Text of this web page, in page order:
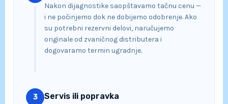
Nakon dijagnostike saopštavamo tačnu cenu —
i ne počinjemo dok ne dobijemo odobrenje. Ako
su potrebni rezervni delovi, naručujemo
originale od zvaničnog distributera i
dogovaramo termin ugradnje.
3 Servis ili popravka